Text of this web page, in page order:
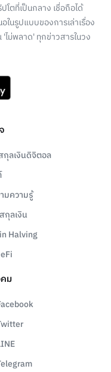
โตที่เป็นกลาง เชื่อถือได้
ในรูปแบบของการเล่าเรื่อง
'ไม่พลาด' ทุกข่าวสารในวง
กุลเงินดิจิตอล
มความรู้
กุลเงิน
Halving
ม